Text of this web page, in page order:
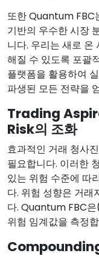
또한 Quantum FBC
기반의 우수한 시장
니다. 우리는 새로 온
해질 수 있도록 포괄
플랫폼을 활용하여
파생된 모든 전략을
Trading
Risk의 조화
효과적인 거래 청사
필요합니다. 이러한
있는 위험 수준에 따
다. 위험 성향은 거래
다. Quantum FBC
위험 임계값을 측정